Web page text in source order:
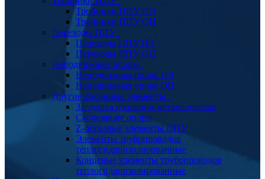
Тройники ППУ ПЭ
Тройники ППУ ОЦ
Переходы ППУ
Переходы ППУ ПЭ
Переходы ППУ ОЦ
Неподвижные опоры
Неподвижная опора ПЭ
Неподвижная опора ОЦ
Другие фасонные элементы
Заглушка изоляции металлическая
Скользящие опоры
Z-образные элементы ППУ
Элементы трубопроводов
теплогидроизолированные
Концевые элементы трубопроводов
теплогидроизолированные